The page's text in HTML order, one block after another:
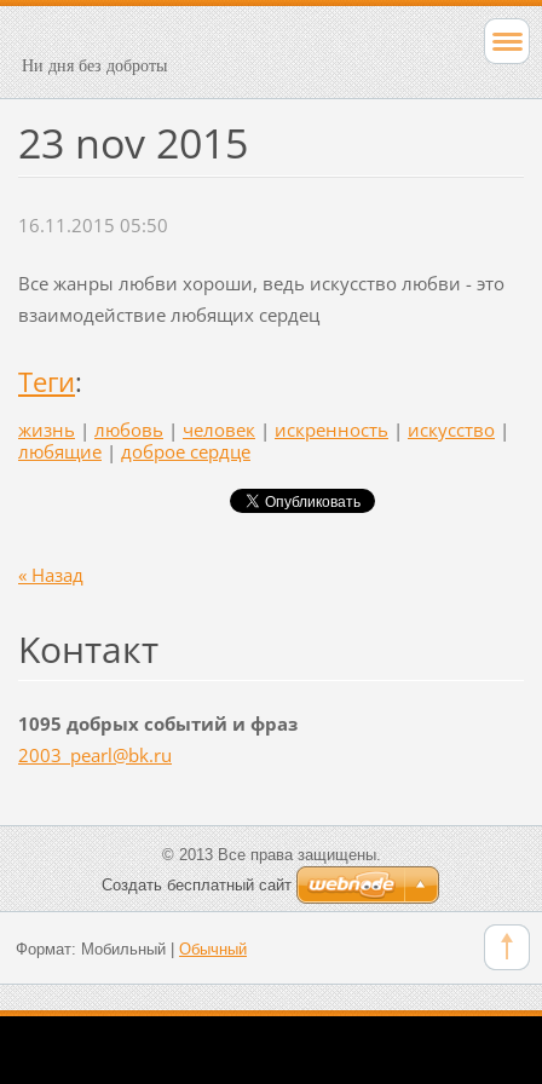
Ни дня без доброты
23 nov 2015
16.11.2015 05:50
Все жанры любви хороши, ведь искусство любви - это
взаимодействие любящих сердец
Теги:
жизнь | любовь | человек | искренность | искусство |
любящие | доброе сердце
« Назад
Koнтакт
1095 добрых событий и фраз
2003_pearl@bk.ru
© 2013 Все права защищены.
Создать бесплатный сайт
Формат: Мобильный| Обычный